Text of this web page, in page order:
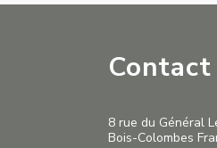
Contact
8 rue du Général
Bois-Colombes